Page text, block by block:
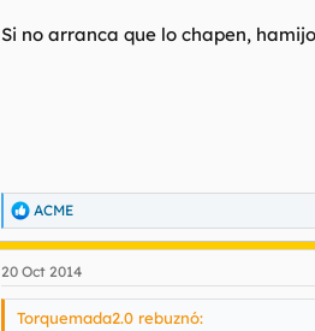
Si no arranca que lo chapen,
R
e
a
c
c
ACME
20 Oct 2014
Torquemada2.0 rebuznó: